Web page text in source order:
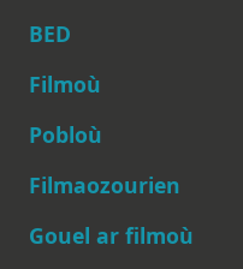
Main
BED
Filmoù
Pobloù
Filmaozourien
Gouel ar filmoù